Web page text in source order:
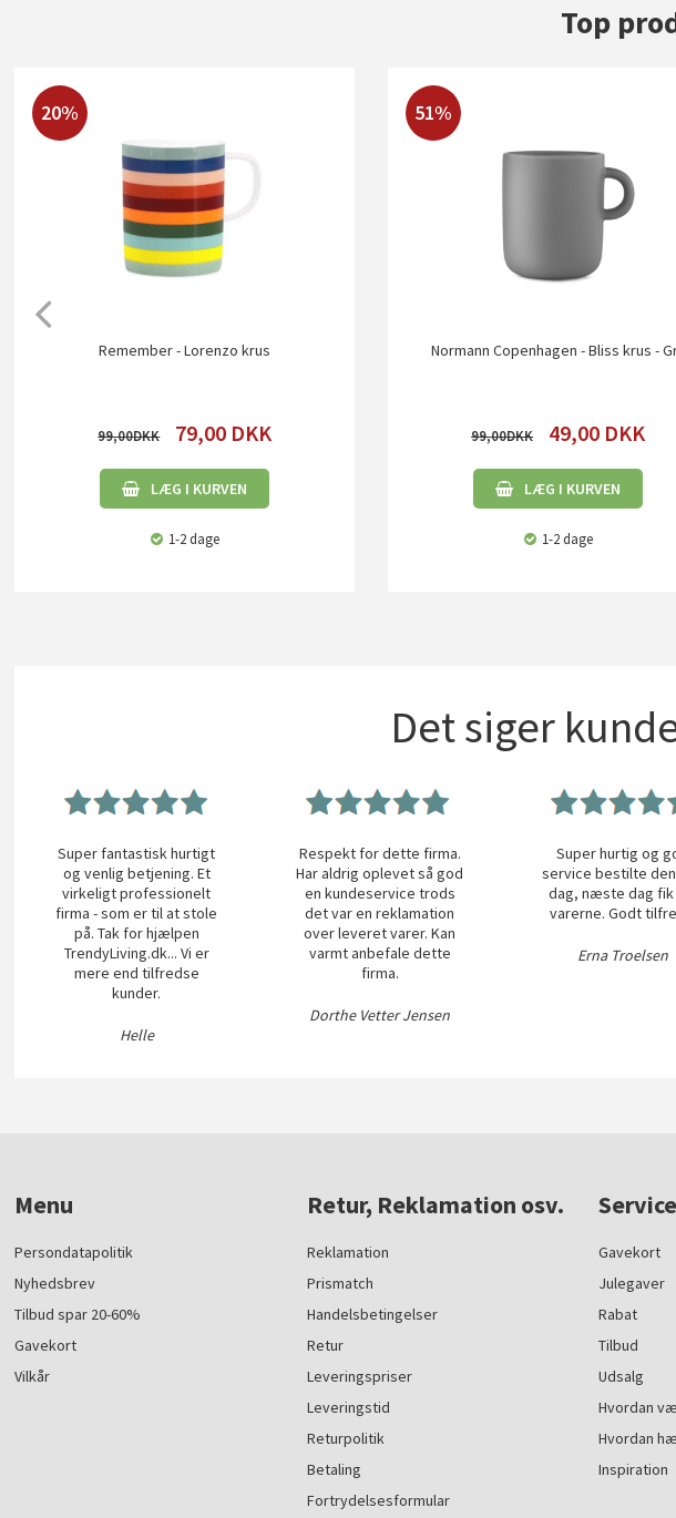
Top
20%
Remember - Lorenzo krus
99,00 79,00 DKK
LÆG I KURVEN
1-2 dage
51%
Normann Copenhagen - Bliss krus -
99,00 49,00 DKK
LÆG I KURVEN
1-2 dage
Det siger
Super fantastisk hurtigt
og venlig betjening. Et
virkeligt professionelt
firma - som er til at stole
på. Tak for hjælpen
TrendyLiving.dk... Vi er
mere end tilfredse
kunder.
Helle
Respekt for dette firma.
Har aldrig oplevet så god
en kundeservice trods
det var en reklamation
over leveret varer. Kan
varmt anbefale dette
firma.
Dorthe Vetter Jensen
Super hurtig og
service bestilte
dag, næste dag fik
varerne. Godt
Erna Troelsen
Menu
Persondatapolitik
Nyhedsbrev
Tilbud spar 20-60%
Gavekort
Vilkår
Retur, Reklamation osv.
Reklamation
Prismatch
Handelsbetingelser
Retur
Leveringspriser
Leveringstid
Returpolitik
Betaling
Fortrydelsesformular
Service
Gavekort
Julegaver
Rabat
Tilbud
Udsalg
Hvordan
Hvordan
Inspiration